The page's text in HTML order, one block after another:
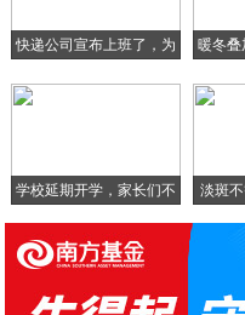
快递公司宣布上班了，为
暖冬叠
学校延期开学，家长们不
淡斑